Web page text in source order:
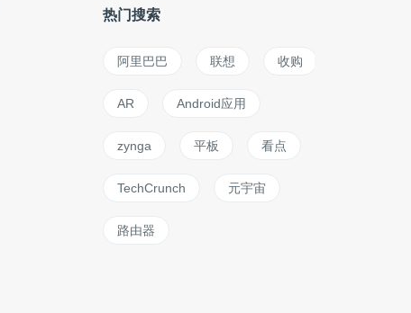
热门搜索
阿里巴巴 联想 收购
AR Android应用
zynga 平板 看点
TechCrunch 元宇宙
路由器